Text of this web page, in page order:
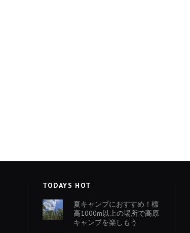
TODAYS HOT
夏キャンプにおすすめ！標
高1000m以上の場所で高原
キャンプを楽しもう